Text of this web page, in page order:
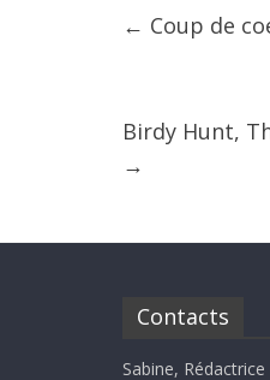
← Coup de
Birdy Hunt,
→
Contacts
Sabine,